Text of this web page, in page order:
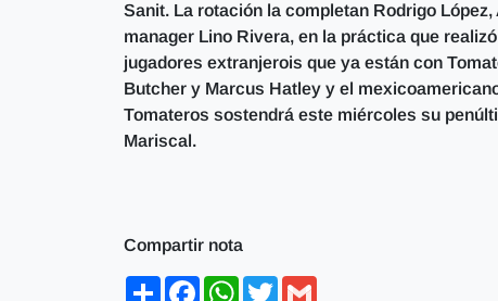
Sanit. La rotación la completan Rodrigo
manager Lino Rivera, en la práctica que
jugadores extranjerois que ya están con
Butcher y Marcus Hatley y el
Tomateros sostendrá este miércoles su
Mariscal.
Compartir nota
ShareFacebookWhatsApp
Twitter